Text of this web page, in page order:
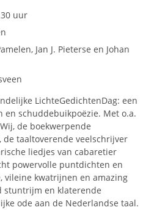
uur
Jan J. Pieterse en Johan
LichteGedichtenDag: een
en schuddebuikpoëzie. Met o.a.
de boekwerpende
de taaltoverende veelschrijver
liedjes van cabaretier
powervolle puntdichten en
vileine kwatrijnen en amazing
stuntrijm en klaterende
ode aan de Nederlandse taal.